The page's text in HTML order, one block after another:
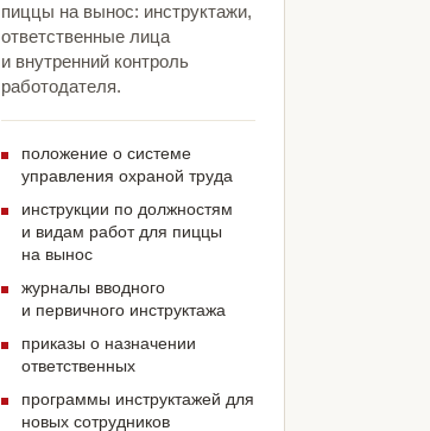
пиццы на вынос: инструктажи,
ответственные лица
и внутренний контроль
работодателя.
положение о системе
управления охраной труда
инструкции по должностям
и видам работ для пиццы
на вынос
журналы вводного
и первичного инструктажа
приказы о назначении
ответственных
программы инструктажей для
новых сотрудников